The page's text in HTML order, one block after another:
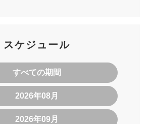
スケジュール
すべての期間
2026年08月
2026年09月